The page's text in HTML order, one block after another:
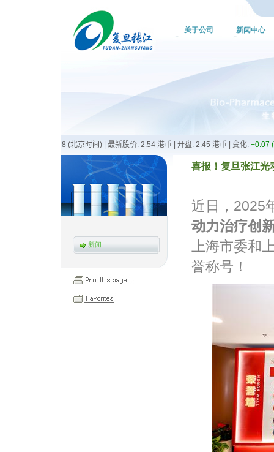
关于公司 新闻中心
新闻
喜报！复旦张江
近日，2025
动力治疗创
上海市委和
誉称号！